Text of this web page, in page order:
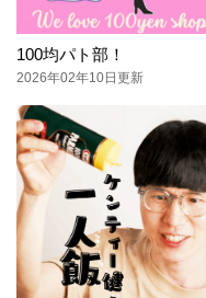
100均パト部！
2026年02年10日更新